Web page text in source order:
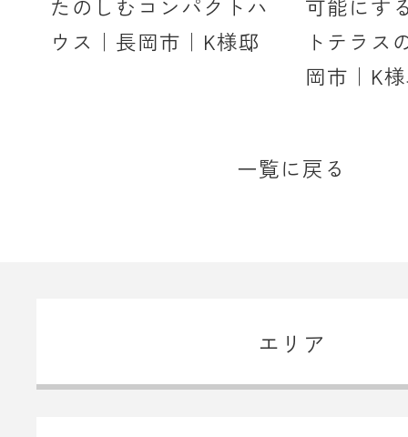
たのしむコンパクトハ
ウス｜長岡市｜K様邸
一覧に戻る
可能にす
トテラス
岡市｜K
エリア